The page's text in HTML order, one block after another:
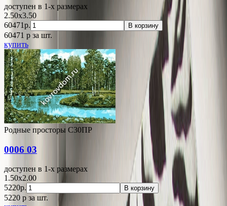
доступен в 1-x размерах
2.50x3.50
60471р.
В корзину
60471 p за шт.
купить
Родные просторы С30ПР
0006 03
доступен в 1-x размерах
1.50x2.00
5220р.
В корзину
5220 p за шт.